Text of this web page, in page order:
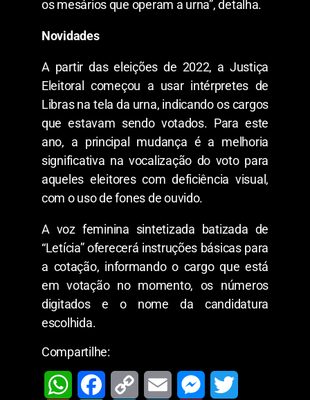
os mesários que operam a urna”, detalha.
Novidades
A partir das eleições de 2022, a Justiça
Eleitoral começou a usar intérpretes de
Libras na tela da urna, indicando os cargos
que estavam sendo votados. Para este
ano, a principal mudança é a melhoria
significativa na vocalização do voto para
aqueles eleitores com deficiência visual,
com o uso de fones de ouvido.
A voz feminina sintetizada batizada de
“Letícia” oferecerá instruções básicas para
a cotação, informando o cargo que está
em votação no momento, os números
digitados e o nome da candidatura
escolhida.
Compartilhe: